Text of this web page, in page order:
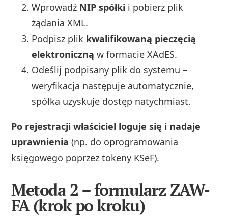
Wprowadź NIP spółki i pobierz plik
żądania XML.
Podpisz plik kwalifikowaną pieczęcią
elektroniczną w formacie XAdES.
Odeślij podpisany plik do systemu –
weryfikacja następuje automatycznie,
spółka uzyskuje dostęp natychmiast.
Po rejestracji właściciel loguje się i nadaje
uprawnienia (np. do oprogramowania
księgowego poprzez tokeny KSeF).
Metoda 2 – formularz ZAW-
FA (krok po kroku)